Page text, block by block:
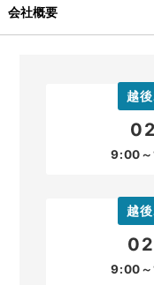
会社概要
越
9:00～
越
9:00～